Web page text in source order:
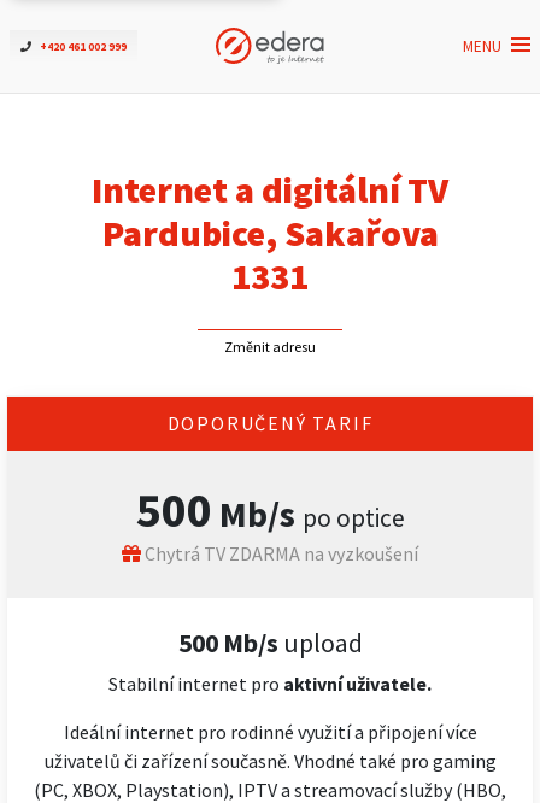
+420 461 002 999 MENU
Ověřit dostupnost
ČEZNET TV
Kontakt
Internet a digitální TV
Pardubice, Sakařova
1331
Změnit adresu
DOPORUČENÝ TARIF
500 Mb/s po optice
Chytrá TV ZDARMA na vyzkoušení
500 Mb/s upload
Stabilní internet pro aktivní uživatele.
Ideální internet pro rodinné využití a připojení více
uživatelů či zařízení současně. Vhodné také pro gaming
(PC, XBOX, Playstation), IPTV a streamovací služby (HBO,